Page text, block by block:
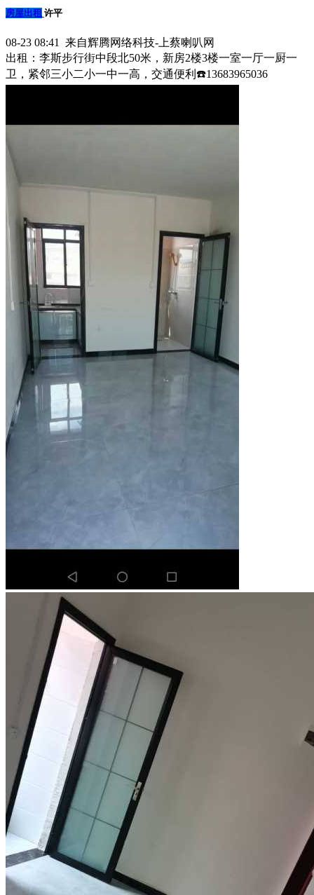
房屋出租 许平
08-23 08:41 来自辉腾网络科技-上蔡喇叭网
出租：李斯步行街中段北50米，新房2楼3楼一室一厅一厨一
卫，紧邻三小二小一中一高，交通便利☎️13683965036